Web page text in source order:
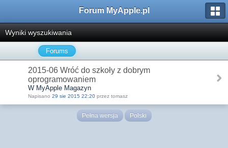
Forum MyApple.pl
Wyniki wyszukiwania
Forums
2015-06 Wróć do szkoły z dobrym
oprogramowaniem
W MyApple Magazyn
Napisano 29 sie 2015 22:20 przez tomasz
Pełna wersja Polski